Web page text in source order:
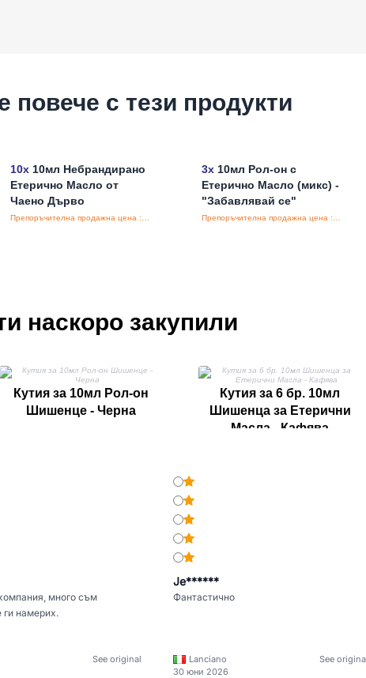
повече с тези продукти
10x10мл Небрандирано
Етерично Масло от
Чаено Дърво
3x 10мл Рол-он с
Етерично Масло (микс) -
"Забавлявай се"
наскоро закупили
Кутия за 10мл Рол-он
Шишенце - Черна
Кутия за 6 бр. 10мл
Шишенца за Етерични
Масла - Кафява
много съм
ги намерих.
See original
Je******
Фантастично
Lanciano
See
30 юни 2026